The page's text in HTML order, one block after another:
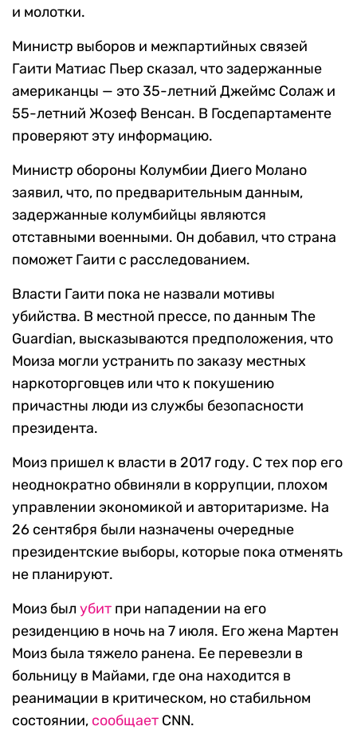
и молотки.
Министр выборов и межпартийных связей
Гаити Матиас Пьер сказал, что задержанные
американцы — это 35-летний Джеймс Солаж и
55-летний Жозеф Венсан. В Госдепартаменте
проверяют эту информацию.
Министр обороны Колумбии Диего Молано
заявил, что, по предварительным данным,
задержанные колумбийцы являются
отставными военными. Он добавил, что страна
поможет Гаити с расследованием.
Власти Гаити пока не назвали мотивы
убийства. В местной прессе, по данным The
Guardian, высказываются предположения, что
Моиза могли устранить по заказу местных
наркоторговцев или что к покушению
причастны люди из службы безопасности
президента.
Моиз пришел к власти в 2017 году. С тех пор его
неоднократно обвиняли в коррупции, плохом
управлении экономикой и авторитаризме. На
26 сентября были назначены очередные
президентские выборы, которые пока отменять
не планируют.
Моиз был убит при нападении на его
резиденцию в ночь на 7 июля. Его жена Мартен
Моиз была тяжело ранена. Ее перевезли в
больницу в Майами, где она находится в
реанимации в критическом, но стабильном
состоянии, сообщает CNN.